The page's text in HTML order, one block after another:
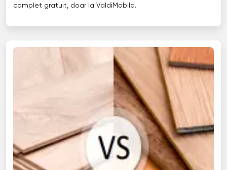
complet gratuit, doar la ValdiMobila.